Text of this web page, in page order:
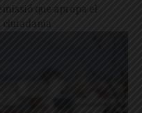
que apropa el